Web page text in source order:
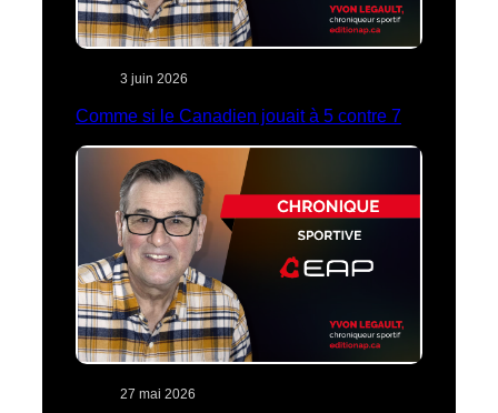
3 juin 2026
Comme si le Canadien jouait à 5 contre 7
27 mai 2026